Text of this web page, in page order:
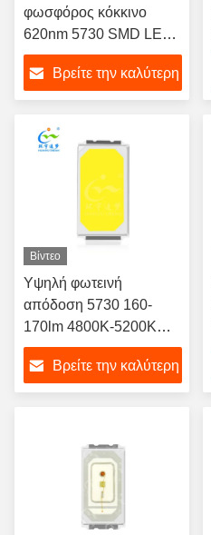
φωσφόρος κόκκινο
620nm 5730 SMD LED
chip 1W 18V 50mA
Wide Viewing Angle
Βρείτε την καλύτερη
Βίντεο
Υψηλή φωτεινή
απόδοση 5730 160-
170lm 4800K-5200K
Ra80 SMD LED Chip
για ηλιακό φως δρόμου
Βρείτε την καλύτερη